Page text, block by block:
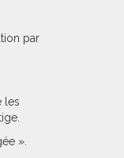
par
les
».